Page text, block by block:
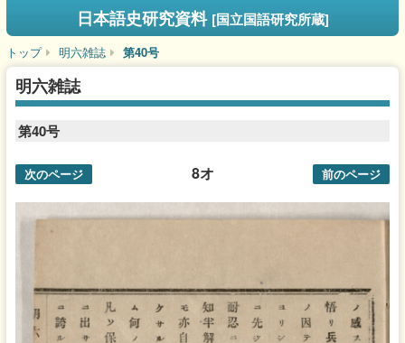
日本語史研究資料 [国立国語研究所蔵]
トップ 明六雑誌 第40号
明六雑誌
第40号
8オ
次のページ 前のページ